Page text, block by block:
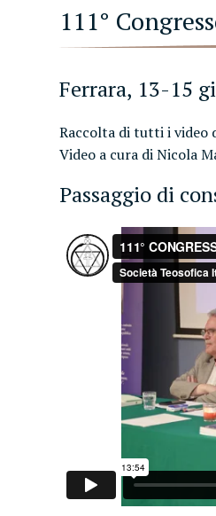
111°
Ferrara, 13-15
Raccolta di tutti i video
Video a cura di Nicola
Passaggio di